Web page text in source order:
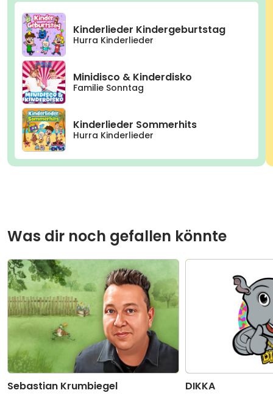
Kinderlieder Kindergeburtstag
Hurra Kinderlieder
Minidisco & Kinderdisko
Familie Sonntag
Kinderlieder Sommerhits
Hurra Kinderlieder
Was dir noch gefallen könnte
Sebastian Krumbiegel DIKKA